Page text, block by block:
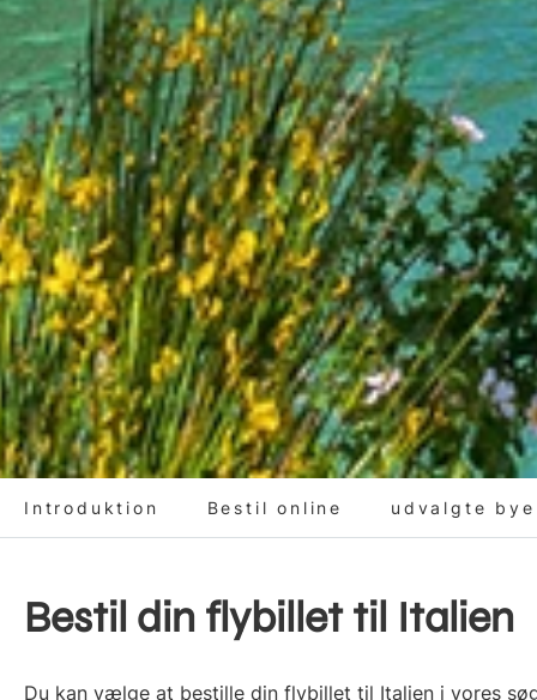
Introduktion Bestil online udvalgte
Bestil din flybillet til Italien
Du kan vælge at bestille din flybillet til Italien i vores